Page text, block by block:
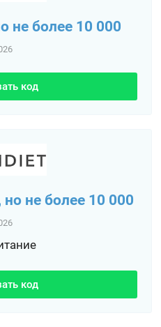
не более 10 000
код
не более 10 000
код